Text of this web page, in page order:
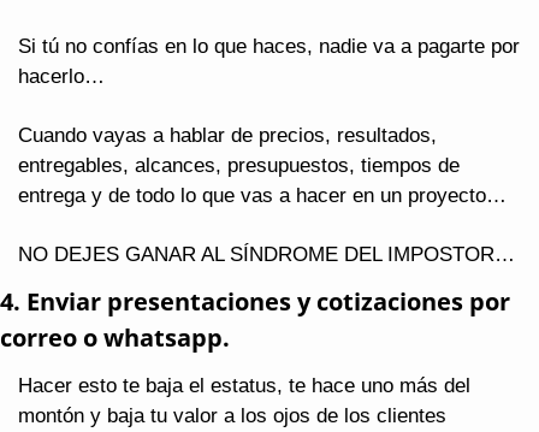
Si tú no confías en lo que haces, nadie va a pagarte por
hacerlo…
Cuando vayas a hablar de precios, resultados,
entregables, alcances, presupuestos, tiempos de
entrega y de todo lo que vas a hacer en un proyecto…
NO DEJES GANAR AL SÍNDROME DEL IMPOSTOR…
4. Enviar presentaciones y cotizaciones por
correo o whatsapp.
Hacer esto te baja el estatus, te hace uno más del
montón y baja tu valor a los ojos de los clientes